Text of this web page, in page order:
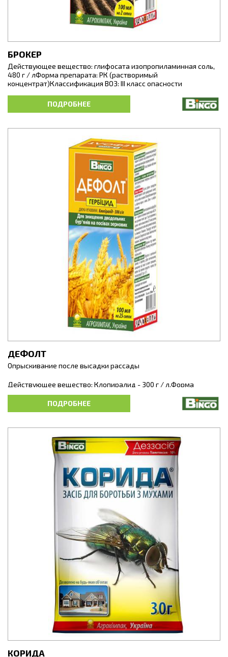
БРОКЕР
Действующее вещество: глифосата изопропиламинная соль,
480 г / лФорма препарата: РК (растворимый
концентрат)Классификация ВОЗ: III класс опасности
Универсальный системный неселективный гербицид
сплошного действия для полного уничтожения любых
ПОДРОБНЕЕ
ДЕФОЛТ
Опрыскивание после высадки рассады
Действующее вещество: Клопиралид - 300 г / л.Форма
препарата: РК (растворимый концентрат)Классификация ВОЗ:
III класс (умеренно опасные вещества)
действия для уничтожения однолетних двудольных и
ПОДРОБНЕЕ
КОРИДА